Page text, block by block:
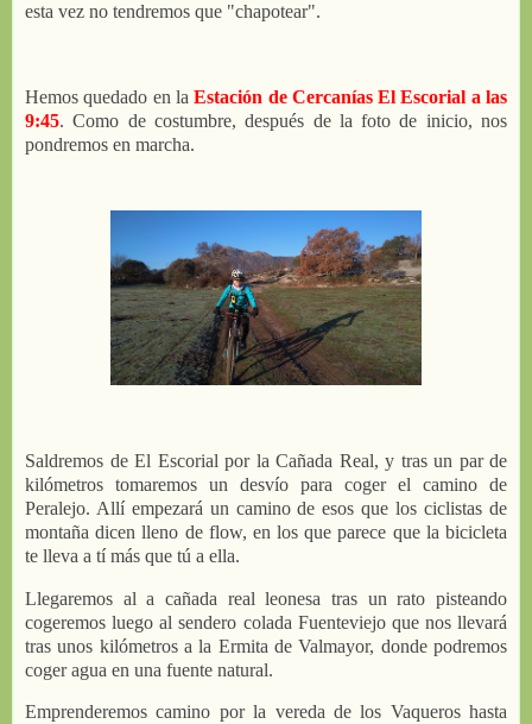
esta vez no tendremos que "chapotear".
Hemos quedado en laEstación de Cercanías El Escorial a las
9:45. Como de costumbre, después de la foto de inicio, nos
pondremos en marcha.
Saldremos de El Escorial por la Cañada Real, y tras un par de
kilómetros tomaremos un desvío para coger el camino de
Peralejo. Allí empezará un camino de esos que los ciclistas de
montaña dicen lleno de flow, en los que parece que la bicicleta
te lleva a tí más que tú a ella.
Llegaremos al a cañada real leonesa tras un rato pisteando
cogeremos luego al sendero colada Fuenteviejo que nos llevará
tras unos kilómetros a la Ermita de Valmayor, donde podremos
coger agua en una fuente natural.
Emprenderemos camino por la vereda de los Vaqueros hasta